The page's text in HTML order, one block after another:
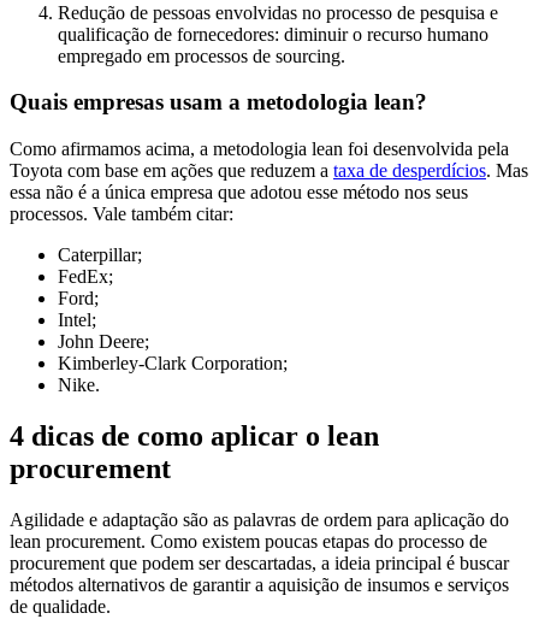
Redução de pessoas envolvidas no processo de pesquisa e
qualificação de fornecedores: diminuir o recurso humano
empregado em processos de sourcing.
Quais empresas usam a metodologia lean?
Como afirmamos acima, a metodologia lean foi desenvolvida pela
Toyota com base em ações que reduzem a taxa de desperdícios. Mas
essa não é a única empresa que adotou esse método nos seus
processos. Vale também citar:
Caterpillar;
FedEx;
Ford;
Intel;
John Deere;
Kimberley-Clark Corporation;
Nike.
4 dicas de como aplicar o lean
procurement
Agilidade e adaptação são as palavras de ordem para aplicação do
lean procurement. Como existem poucas etapas do processo de
procurement que podem ser descartadas, a ideia principal é buscar
métodos alternativos de garantir a aquisição de insumos e serviços
de qualidade.